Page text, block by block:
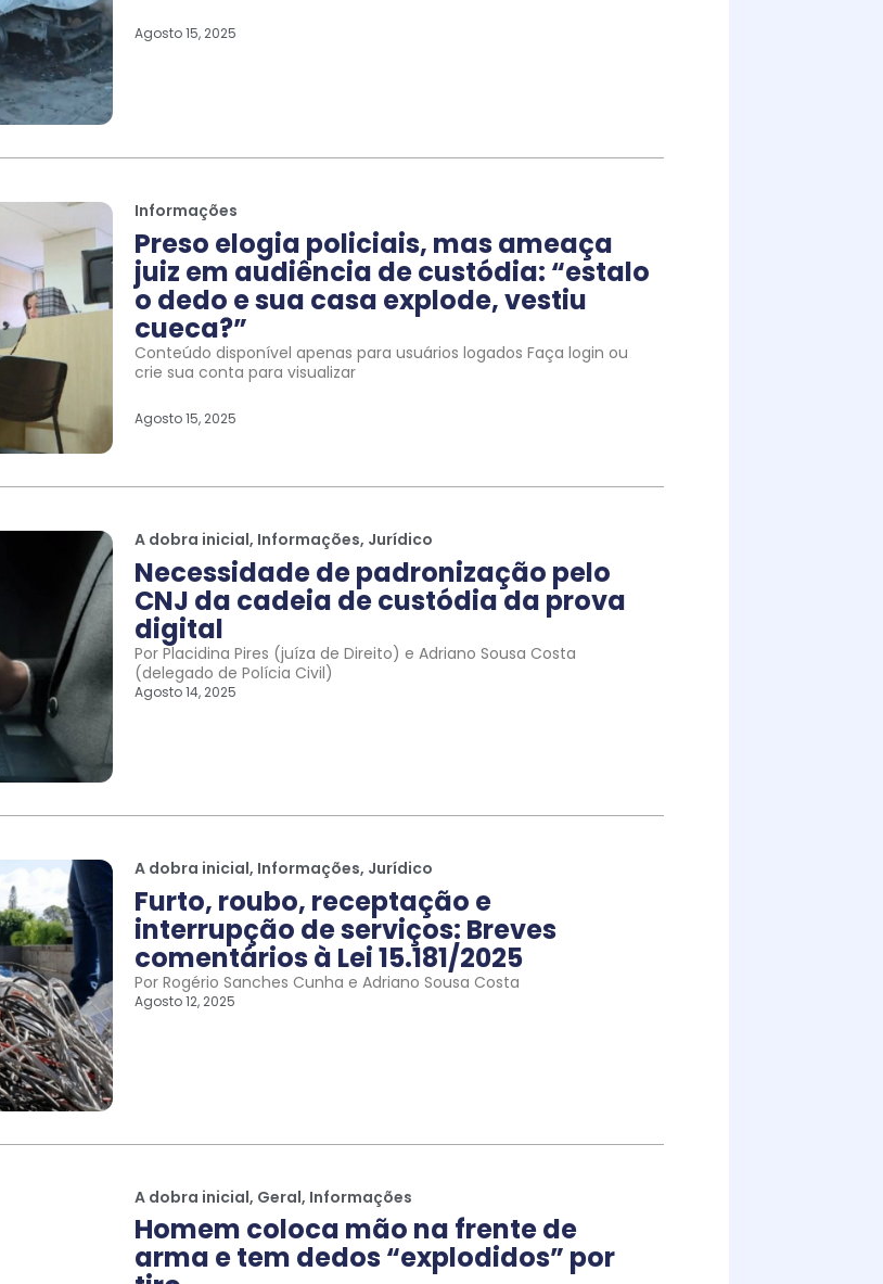
Agosto 15, 2025
Informações
Preso elogia policiais, mas ameaça
juiz em audiência de custódia: “estalo
o dedo e sua casa explode, vestiu
cueca?”
Conteúdo disponível apenas para usuários logados Faça login ou
crie sua conta para visualizar
Agosto 15, 2025
A dobra inicial, Informações, Jurídico
Necessidade de padronização pelo
CNJ da cadeia de custódia da prova
digital
Por Placidina Pires (juíza de Direito) e Adriano Sousa Costa
(delegado de Polícia Civil)
Agosto 14, 2025
A dobra inicial, Informações, Jurídico
Furto, roubo, receptação e
interrupção de serviços: Breves
comentários à Lei 15.181/2025
Por Rogério Sanches Cunha e Adriano Sousa Costa
Agosto 12, 2025
A dobra inicial, Geral, Informações
Homem coloca mão na frente de
arma e tem dedos “explodidos” por